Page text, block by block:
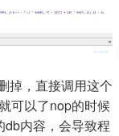
掉，直接调用这个
可以了nop的时候
内容，会导致程